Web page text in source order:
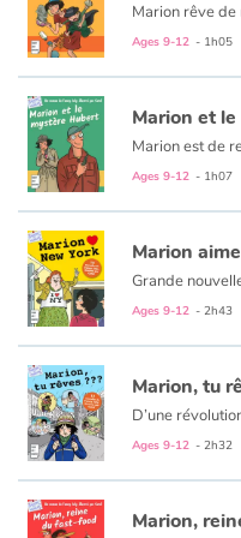
Blog
Learn french with
French book lists for
Reading for children
Activities and workshops
Dyslexia and reading
Ages 9-12 - 1h05
Marion et
Ages 9-12 - 1h07
Marion
Ages 9-12 - 2h43
Marion, tu
Ages 9-12 - 2h32
Marion,